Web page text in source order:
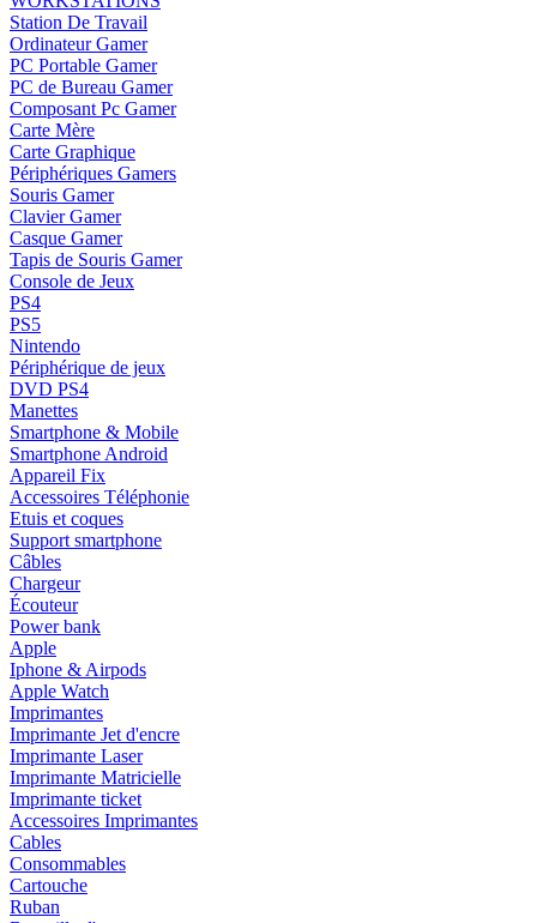
Station De Travail
Ordinateur Gamer
PC Portable Gamer
PC de Bureau Gamer
Composant Pc Gamer
Carte Mère
Carte Graphique
Périphériques Gamers
Souris Gamer
Clavier Gamer
Casque Gamer
Tapis de Souris Gamer
Console de Jeux
PS4
PS5
Nintendo
Périphérique de jeux
DVD PS4
Manettes
Smartphone & Mobile
Smartphone Android
Appareil Fix
Accessoires Téléphonie
Etuis et coques
Support smartphone
Câbles
Chargeur
Écouteur
Power bank
Apple
Iphone & Airpods
Apple Watch
Imprimantes
Imprimante Jet d'encre
Imprimante Laser
Imprimante Matricielle
Imprimante ticket
Accessoires Imprimantes
Cables
Consommables
Cartouche
Ruban